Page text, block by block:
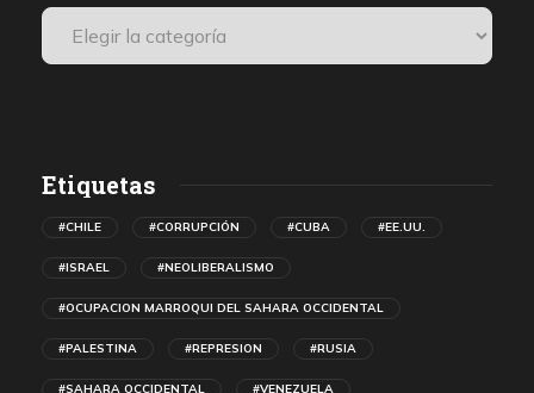
Etiquetas
#CHILE #CORRUPCIÓN #CUBA #EE.UU.
#ISRAEL #NEOLIBERALISMO
#OCUPACION MARROQUI DEL SAHARA OCCIDENTAL
#PALESTINA #REPRESION #RUSIA
#SAHARA OCCIDENTAL #VENEZUELA